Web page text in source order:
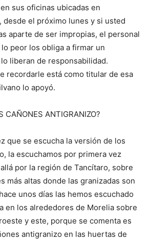
sus oficinas ubicadas en
desde el próximo lunes y si usted
aparte de ser impropias, el personal
peor los obliga a firmar un
liberan de responsabilidad.
recordarle está como titular de esa
lo apoyó.
CAÑONES ANTIGRANIZO?
que se escucha la versión de los
la escuchamos por primera vez
por la región de Tancítaro, sobre
más altas donde las granizadas son
unos días las hemos escuchado
en los alrededores de Morelia sobre
y este, porque se comenta es
antigranizo en las huertas de